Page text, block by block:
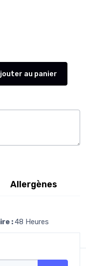
au panier
Allergènes
:48 Heures